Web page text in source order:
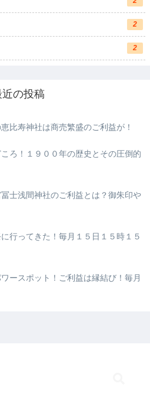
2
2
近の投稿
比寿神社は商売繁盛のご利益が！
ろ！１９００年の歴史とその圧倒的
士浅間神社のご利益とは？御朱印や
行ってきた！毎月１５日１５時１５
ースポット！ご利益は縁結び！毎月